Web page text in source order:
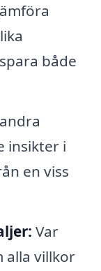
både
insikter i
en viss
Var
alla villkor